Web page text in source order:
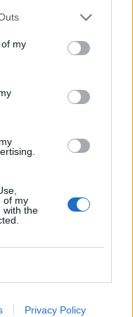
my
of my
with the
Privacy Policy
zu
würde auch die
gleiche Thema wie
und man kann ihn nie
ist wieder einmal ein
ist, so wie bei den
noch weniger